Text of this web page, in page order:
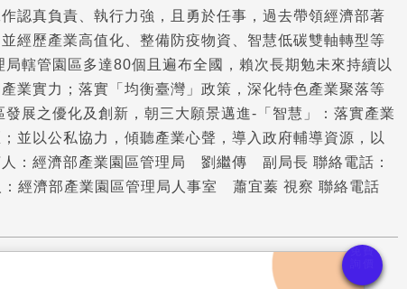
認真負責、執行力強，且勇於任事，過去帶領經濟部著
經歷產業高值化、整備防疫物資、智慧低碳雙軸轉型等
轄管園區多達80個且遍布全國，賴次長期勉未來持續以
業實力；落實「均衡臺灣」政策，深化特色產業聚落等
展之優化及創新，朝三大願景邁進-「智慧」：落實產業
並以公私協力，傾聽產業心聲，導入政府輔導資源，以
：經濟部產業園區管理局 劉繼傳 副局長 聯絡電話：
經濟部產業園區管理局人事室 蕭宜蓁 視察 聯絡電話